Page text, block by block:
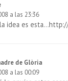
a las 23:36
idea es esta…
de Glòria
a las 00:09